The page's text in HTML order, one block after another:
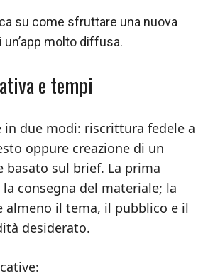
su come sfruttare una nuova
molto diffusa.
e tempi
in due modi: riscrittura fedele a
oppure creazione di un
sul brief. La prima
consegna del materiale; la
almeno il tema, il pubblico e il
desiderato.